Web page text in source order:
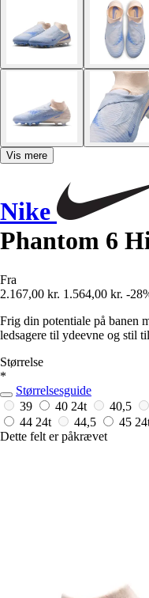
Vis mere
Nike
Phantom 6
Fra
2.167,00 kr. 1.564,00 kr. -
Frig din potentiale på banen
ledsagere til ydeevne og stil
Størrelse
*
Størrelsesguide
39
40 24t 40,5
44 24t 44,5 45
Dette felt er påkrævet